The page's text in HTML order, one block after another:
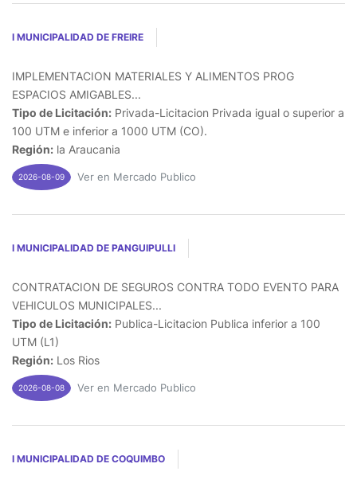
I MUNICIPALIDAD DE FREIRE
IMPLEMENTACION MATERIALES Y ALIMENTOS PROG
ESPACIOS AMIGABLES...
Tipo de Licitación: Privada-Licitacion Privada igual o superior a
100 UTM e inferior a 1000 UTM (CO).
Región: la Araucania
2026-08-09 Ver en Mercado Publico
I MUNICIPALIDAD DE PANGUIPULLI
CONTRATACION DE SEGUROS CONTRA TODO EVENTO PARA
VEHICULOS MUNICIPALES...
Tipo de Licitación: Publica-Licitacion Publica inferior a 100
UTM (L1)
Región: Los Rios
2026-08-08 Ver en Mercado Publico
I MUNICIPALIDAD DE COQUIMBO